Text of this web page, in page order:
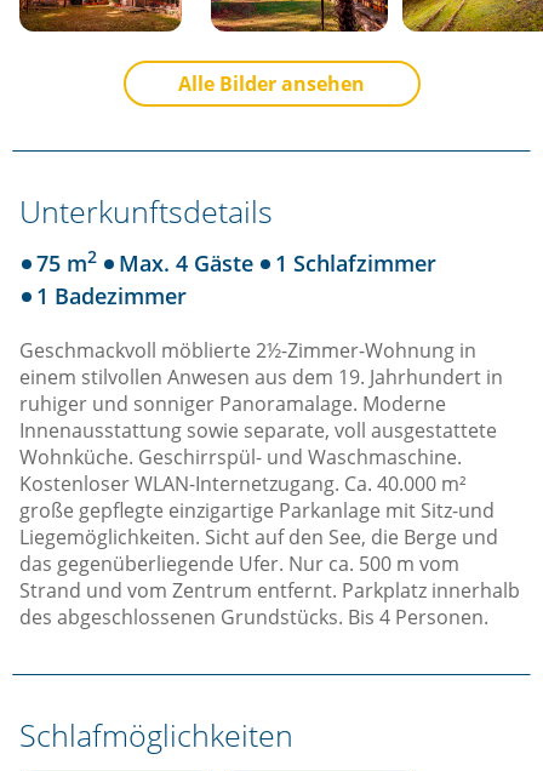
Alle Bilder ansehen
Unterkunftsdetails
75 m2 Max. 4 Gäste
1 Schlafzimmer
1 Badezimmer
Geschmackvoll möblierte 2½-Zimmer-Wohnung in
einem stilvollen Anwesen aus dem 19. Jahrhundert in
ruhiger und sonniger Panoramalage. Moderne
Innenausstattung sowie separate, voll ausgestattete
Wohnküche. Geschirrspül- und Waschmaschine.
Kostenloser WLAN-Internetzugang. Ca. 40.000 m²
große gepflegte einzigartige Parkanlage mit Sitz-und
Liegemöglichkeiten. Sicht auf den See, die Berge und
das gegenüberliegende Ufer. Nur ca. 500 m vom
Strand und vom Zentrum entfernt. Parkplatz innerhalb
des abgeschlossenen Grundstücks. Bis 4 Personen.
Schlafmöglichkeiten